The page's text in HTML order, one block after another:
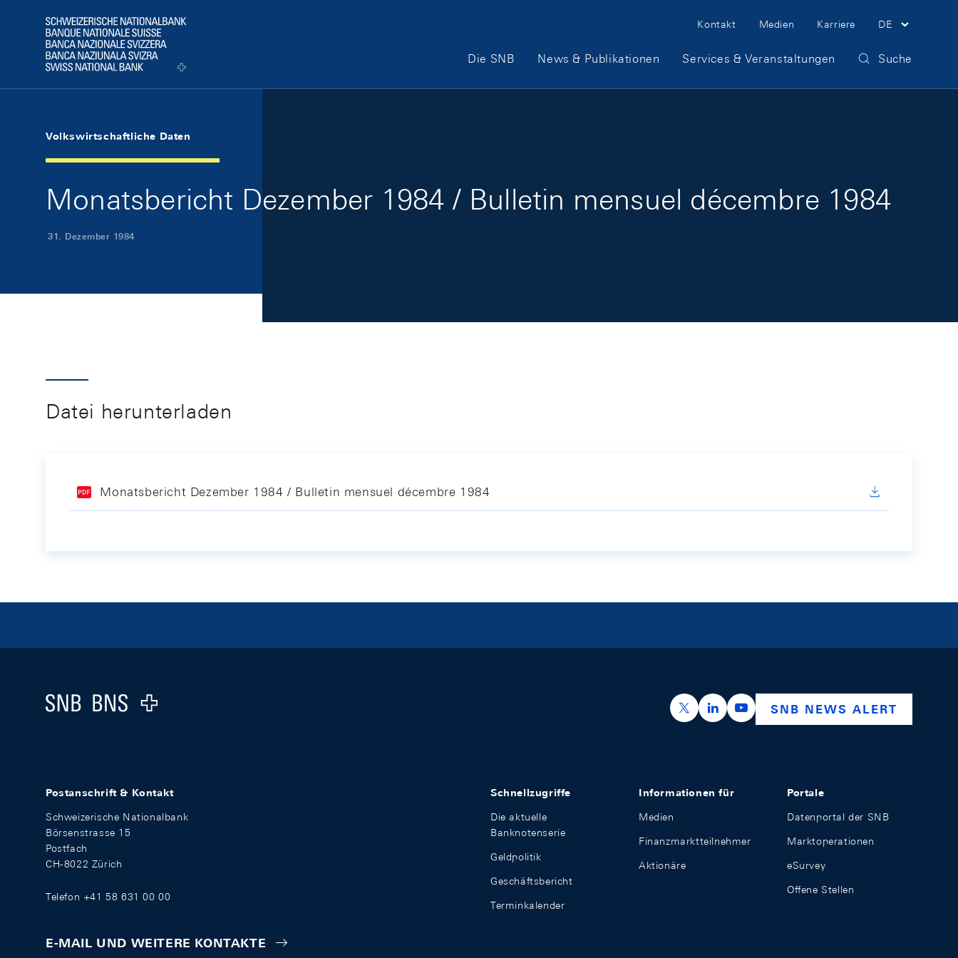
Logo
Meta Navigation
Kontakt Medien Karriere DE
Hauptnavigation
Die SNB News & Publikationen Services & Veranstaltungen Suche
Volkswirtschaftliche Daten
Monatsbericht Dezember 1984 / Bulletin mensuel décembre 1984
31. Dezember 1984
Datei herunterladen
Monatsbericht Dezember 1984 / Bulletin mensuel décembre 1984
Logo
https://x.com/snb_bns
https://ch.linkedin.com/company/swiss-
https://www.youtube.com/
SNB NEWS ALERT
Postanschrift & Kontakt
Schweizerische Nationalbank
Börsenstrasse 15
Postfach
CH-8022 Zürich
Telefon +41 58 631 00 00
E-MAIL UND WEITERE KONTAKTE
Schnellzugriffe
Die aktuelle
Banknotenserie
Geldpolitik
Geschäftsbericht
Terminkalender
Informationen für
Medien
Finanzmarktteilnehmer
Aktionäre
Portale
Datenportal der SNB
Marktoperationen
eSurvey
Offene Stellen